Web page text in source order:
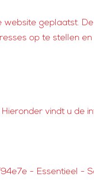
geplaatst.
op te stellen
vindt u de
- Essentieel -